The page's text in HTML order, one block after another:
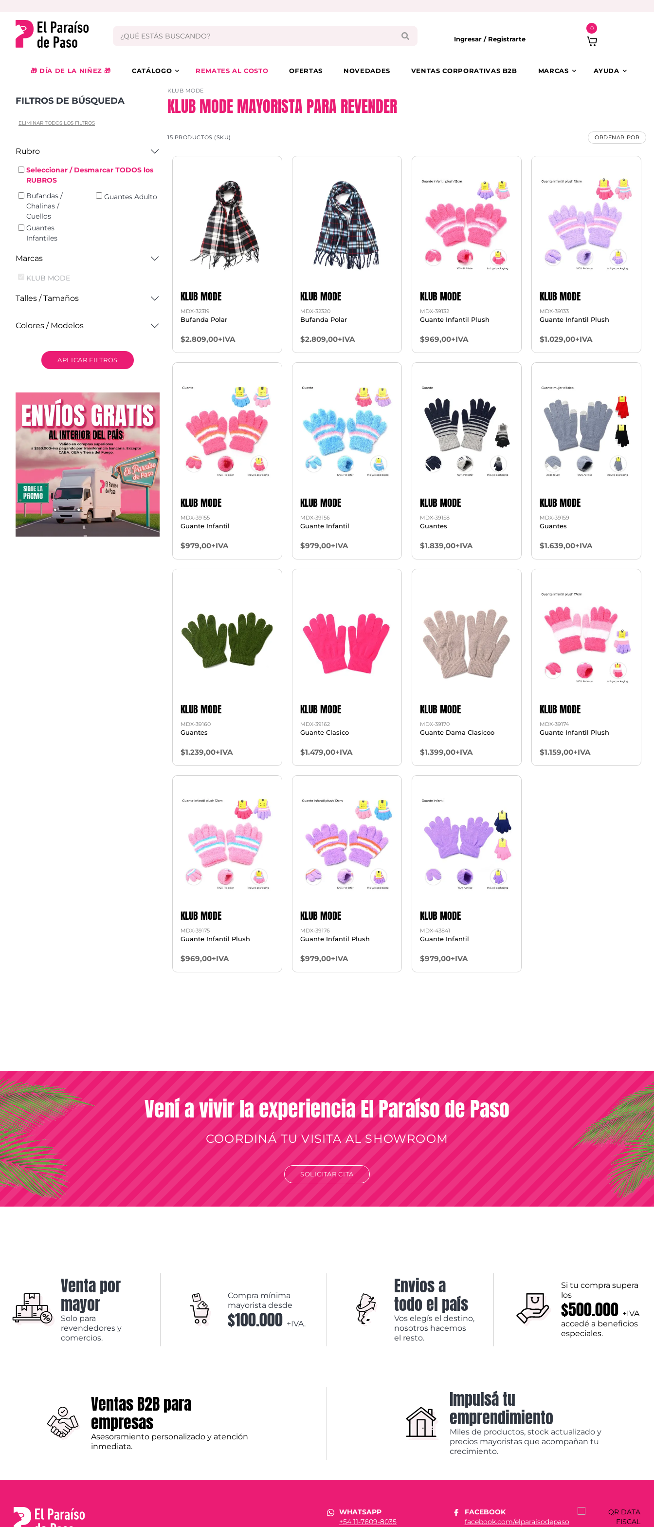
Ingresar / Registrarte
0
🎁 DÍA DE LA NIÑEZ 🎁 CATÁLOGO REMATES AL COSTO OFERTAS NOVEDADES VENTAS CORPORATIVAS B2B MARCAS AYUDA
FILTROS DE BÚSQUEDA
ELIMINAR TODOS LOS FILTROS
Rubro
Seleccionar / Desmarcar TODOS los
RUBROS
Bufandas /
Chalinas /
Cuellos
Guantes Adulto
Guantes
Infantiles
Marcas
KLUB MODE
Talles / Tamaños
Colores / Modelos
APLICAR FILTROS
KLUB MODE
KLUB MODE MAYORISTA PARA REVENDER
15 PRODUCTOS (SKU) ORDENAR POR
KLUB MODE
MDX-32319
Bufanda Polar
$2.809,00+IVA
KLUB MODE
MDX-32320
Bufanda Polar
$2.809,00+IVA
KLUB MODE
MDX-39132
Guante Infantil Plush
$969,00+IVA
KLUB MODE
MDX-39133
Guante Infantil Plush
$1.029,00+IVA
KLUB MODE
MDX-39155
Guante Infantil
$979,00+IVA
KLUB MODE
MDX-39156
Guante Infantil
$979,00+IVA
KLUB MODE
MDX-39158
Guantes
$1.839,00+IVA
KLUB MODE
MDX-39159
Guantes
$1.639,00+IVA
KLUB MODE
MDX-39160
Guantes
$1.239,00+IVA
KLUB MODE
MDX-39162
Guante Clasico
$1.479,00+IVA
KLUB MODE
MDX-39170
Guante Dama Clasicoo
$1.399,00+IVA
KLUB MODE
MDX-39174
Guante Infantil Plush
$1.159,00+IVA
KLUB MODE
MDX-39175
Guante Infantil Plush
$969,00+IVA
KLUB MODE
MDX-39176
Guante Infantil Plush
$979,00+IVA
KLUB MODE
MDX-43841
Guante Infantil
$979,00+IVA
Vení a vivir la experiencia El Paraíso de Paso
COORDINÁ TU VISITA AL SHOWROOM
SOLICITAR CITA
Venta por
mayor
Solo para
revendedores y
comercios.
Compra mínima
mayorista desde
$100.000 +IVA.
Envios a
todo el país
Vos elegís el destino,
nosotros hacemos
el resto.
Si tu compra supera
los
$500.000 +IVA
accedé a beneficios
especiales.
Ventas B2B para
empresas
Asesoramiento personalizado y atención
inmediata.
Impulsá tu
emprendimiento
Miles de productos, stock actualizado y
precios mayoristas que acompañan tu
crecimiento.
WHATSAPP
+54 11-7609-8035
FACEBOOK
facebook.com/elparaisodepaso